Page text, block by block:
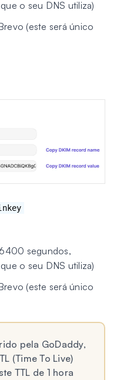
o seu DNS utiliza)
(este será único
segundos,
o seu DNS utiliza)
(este será único
pela GoDaddy,
(Time To Live)
TTL de 1 hora